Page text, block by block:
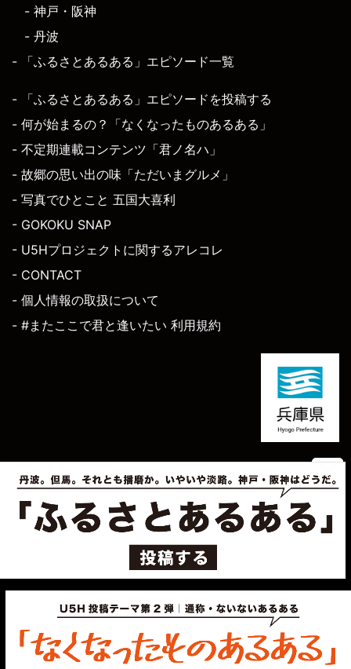
- 神戸・阪神
- 丹波
- 「ふるさとあるある」エピソード一覧
- 「ふるさとあるある」エピソードを投稿する
- 何が始まるの？「なくなったものあるある」
- 不定期連載コンテンツ「君ノ名ハ」
- 故郷の思い出の味「ただいまグルメ」
- 写真でひとこと 五国大喜利
- GOKOKU SNAP
- U5Hプロジェクトに関するアレコレ
- CONTACT
- 個人情報の取扱について
- #またここで君と逢いたい 利用規約